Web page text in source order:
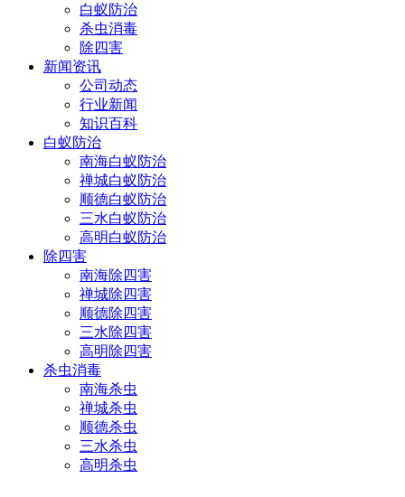
白蚁防治
杀虫消毒
除四害
新闻资讯
公司动态
行业新闻
知识百科
白蚁防治
南海白蚁防治
禅城白蚁防治
顺德白蚁防治
三水白蚁防治
高明白蚁防治
除四害
南海除四害
禅城除四害
顺德除四害
三水除四害
高明除四害
杀虫消毒
南海杀虫
禅城杀虫
顺德杀虫
三水杀虫
高明杀虫